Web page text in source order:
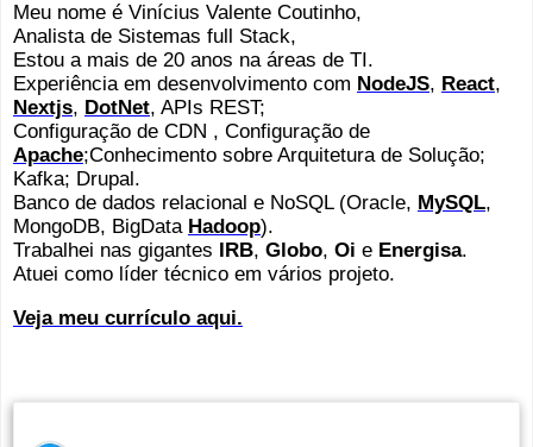
Meu nome é Vinícius Valente Coutinho,
Analista de Sistemas full Stack,
Estou a mais de 20 anos na áreas de TI.
Experiência em desenvolvimento com NodeJS, React,
Nextjs, DotNet, APIs REST;
Configuração de CDN , Configuração de
Apache;Conhecimento sobre Arquitetura de Solução;
Kafka; Drupal.
Banco de dados relacional e NoSQL (Oracle, MySQL,
MongoDB, BigData Hadoop).
Trabalhei nas gigantes IRB, Globo, Oi e Energisa.
Atuei como líder técnico em vários projeto.
Veja meu currículo aqui.